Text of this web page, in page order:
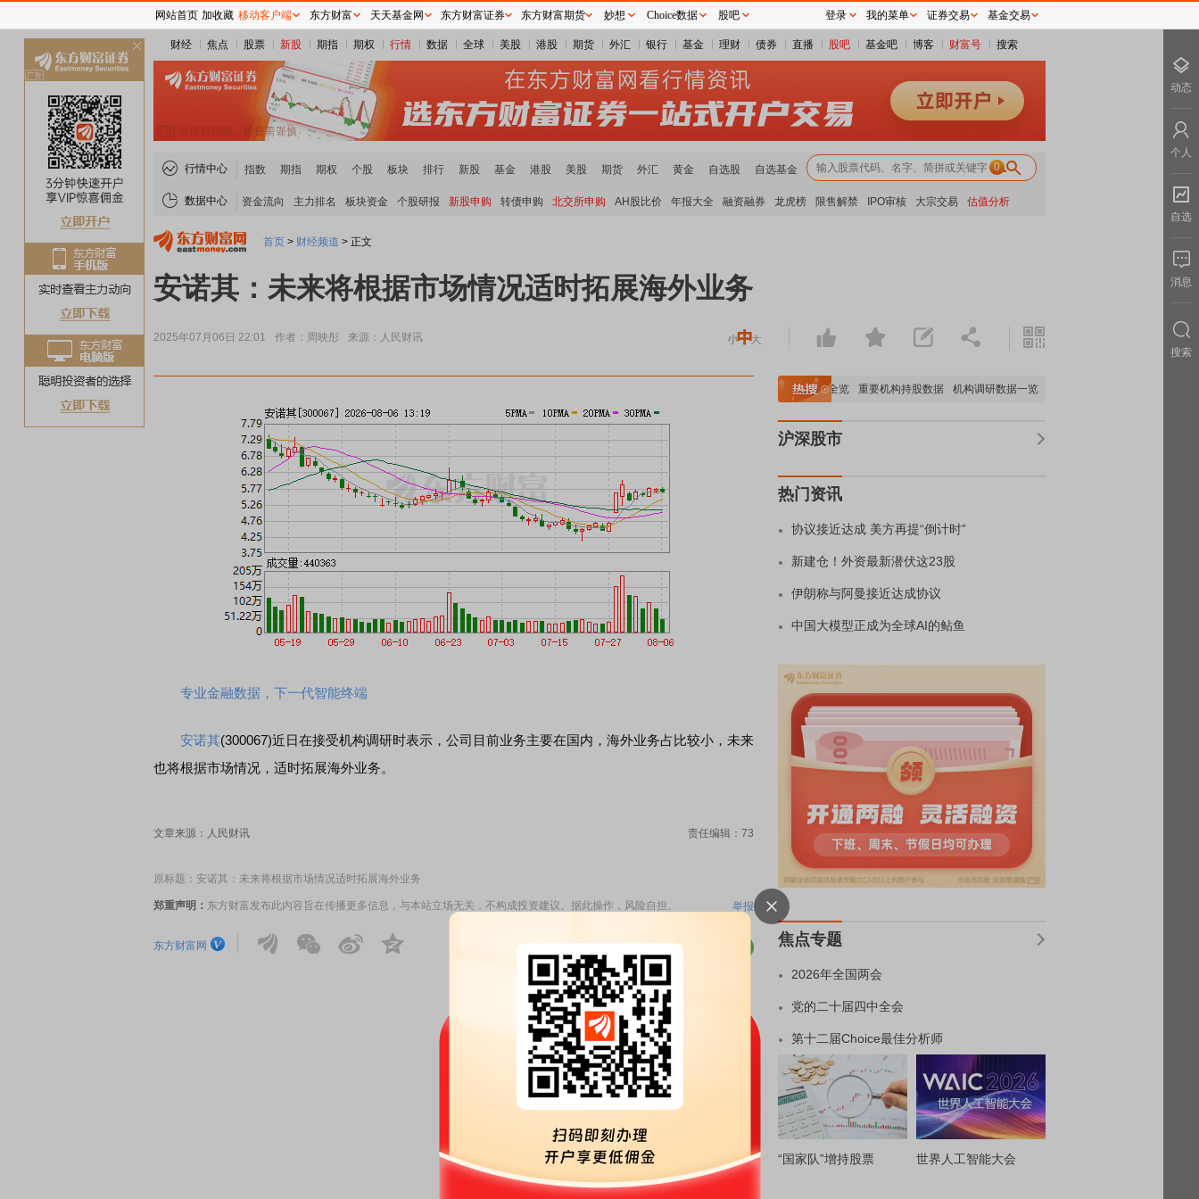
财经 焦点 股票 新股 期指 期权 行情 数据 全球 美股 港股 期货 外汇 银行 基金 理财 债券 直播 股吧 基金吧 博客 财富号 搜索
行情中心 指数 期指 期权 个股 板块 排行 新股 基金 港股 美股 期货 外汇 黄金 自选股 自选基金 0
数据中心 资金流向 主力排名 板块资金 个股研报 新股申购 转债申购 北交所申购 AH股比价 年报大全 融资融券 龙虎榜 限售解禁 IPO审核 大宗交易 估值分析
首页 > 财经频道 > 正文
安诺其：未来将根据市场情况适时拓展海外业务
2025年07月06日 22:01 作者：周映彤 来源：人民财讯
专业金融数据，下一代智能终端
安诺其(300067)近日在接受机构调研时表示，公司目前业务主要在国内，海外业务占比较小，未来
也将根据市场情况，适时拓展海外业务。
文章来源：人民财讯 责任编辑：73
原标题：安诺其：未来将根据市场情况适时拓展海外业务
郑重声明： 东方财富发布此内容旨在传播更多信息，与本站立场无关，不构成投资建议。据此操作，风险自担。 举报
东方财富网
A股估值分析全览 重要机构持股数据 机构调研数据一览 主力最新动向
沪深股市
热门资讯
协议接近达成 美方再提“倒计时”
新建仓！外资最新潜伏这23股
伊朗称与阿曼接近达成协议
中国大模型正成为全球AI的鲇鱼
焦点专题
2026年全国两会
党的二十届四中全会
第十二届Choice最佳分析师
“国家队”增持股票 世界人工智能大会
网站首页 加收藏 移动客户端 东方财富 天天基金网 东方财富证券 东方财富期货 妙想 Choice数据 股吧 登录 我的菜单 证券交易 基金交易
动态
个人
自选
消息
搜索
关